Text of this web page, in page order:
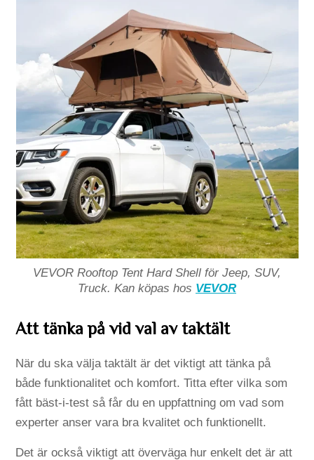
VEVOR Rooftop Tent Hard Shell för Jeep, SUV,
Truck. Kan köpas hos VEVOR
Att tänka på vid val av taktält
När du ska välja taktält är det viktigt att tänka på
både funktionalitet och komfort. Titta efter vilka som
fått bäst-i-test så får du en uppfattning om vad som
experter anser vara bra kvalitet och funktionellt.
Det är också viktigt att överväga hur enkelt det är att